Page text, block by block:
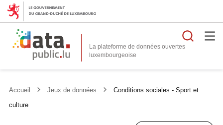
La plateforme de données ouvertes
Accueil Jeux de données
Conditions sociales - Sport et
culture